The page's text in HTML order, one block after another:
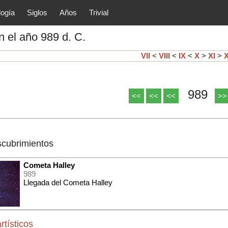
y principales
arte, cultura, etc.) de la
Siglos Años Trivial
el año 989 d. C.
VII < VIII < IX < X > XI >
<< << << 989 >>
Cometa Halley
989
Llegada del Cometa Halley